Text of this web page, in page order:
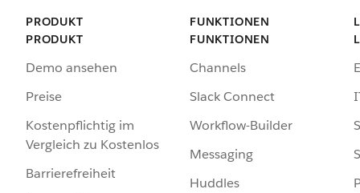
PRODUKT
PRODUKT
Demo ansehen
Preise
Kostenpflichtig im
Vergleich zu Kostenlos
Barrierefreiheit
FUNKTIONEN
FUNKTIONEN
Channels
Slack Connect
Workflow-Builder
Messaging
Huddles